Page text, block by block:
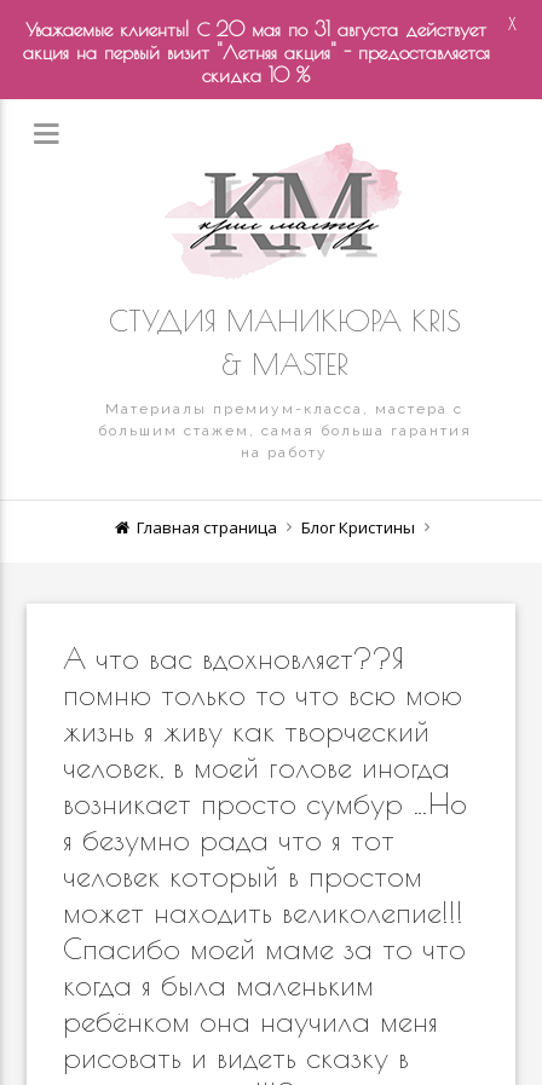
СТУДИЯ МАНИКЮРА KRIS
& MASTER
Материалы премиум-класса, мастера с
большим стажем, самая больша гарантия
на работу
Главная страница Блог Кристины
А что вас вдохновляет??Я
помню только то что всю мою
жизнь я живу как творческий
человек, в моей голове иногда
возникает просто сумбур …Но
я безумно рада что я тот
человек который в простом
может находить великолепие!!!
Спасибо моей маме за то что
когда я была маленьким
ребёнком она научила меня
рисовать и видеть сказку в
Уважаемые клиенты! С 20 мая по 31 августа действует
акция на первый визит "Летняя акция" - предоставляется
скидка 10 %
X